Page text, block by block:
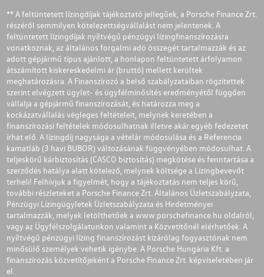
** A feltüntetett lízingdíjak tájékoztató jellegűek, a Porsche Finance Zrt.
részéről semmilyen kötelezettségvállalást nem jelentenek. A
feltüntetett lízingdíjak nyíltvégű pénzügyi lízingfinanszírozásra
vonatkoznak, az általános forgalmi adó összegét tartalmazzák és az
adott gépjármű típus ajánlott, a honlapon feltüntetett árfolyamon
átszámított kiskereskedelmi ár (bruttó) mellett kerültek
meghatározásra. A Finanszírozó a belső szabályzataiban rögzítettek
szerint elvégzett ügylet- és ügyfélminősítés eredményétől függően
vállalja a gépjármű finanszírozását, és határozza meg a
kockázatvállalás végleges feltételeit, melynek keretében a
finanszírozási feltételek módosulhatnak illetve akár egyéb fedezetet
írhat elő. A lízingdíj nagysága a vételár módosulása és a Referencia
kamatláb (3 havi BUBOR) változásának függvényében módosulhat. A
teljeskörű kárbiztosítás (CASCO biztosítás) megkötése és fenntartása a
szerződés hatálya alatt kötelező, melynek költsége a Lízingbevevőt
terheli! Felhívjuk a figyelmét, hogy a tájékoztatás nem teljes körű,
további részleteket a Porsche Finance Zrt. Általános Üzletszabályzata,
Pénzügyi Lízingügyletek Üzletszabályzata és Hirdetményei
tartalmazzák, melyek letölthetőek a www.porschefinance.hu oldalról,
vagy az Ügyfélszolgálatunkon valamint a Közvetítőnél elérhetőek. A
nyíltvégű pénzügyi lízing finanszírozást kizárólag fogyasztónak nem
minősülő személyek vehetik igénybe. A Porsche Hungária Kft. a
finanszírozás közvetítőjeként a Porsche Finance Zrt. képviseletében jár
el.